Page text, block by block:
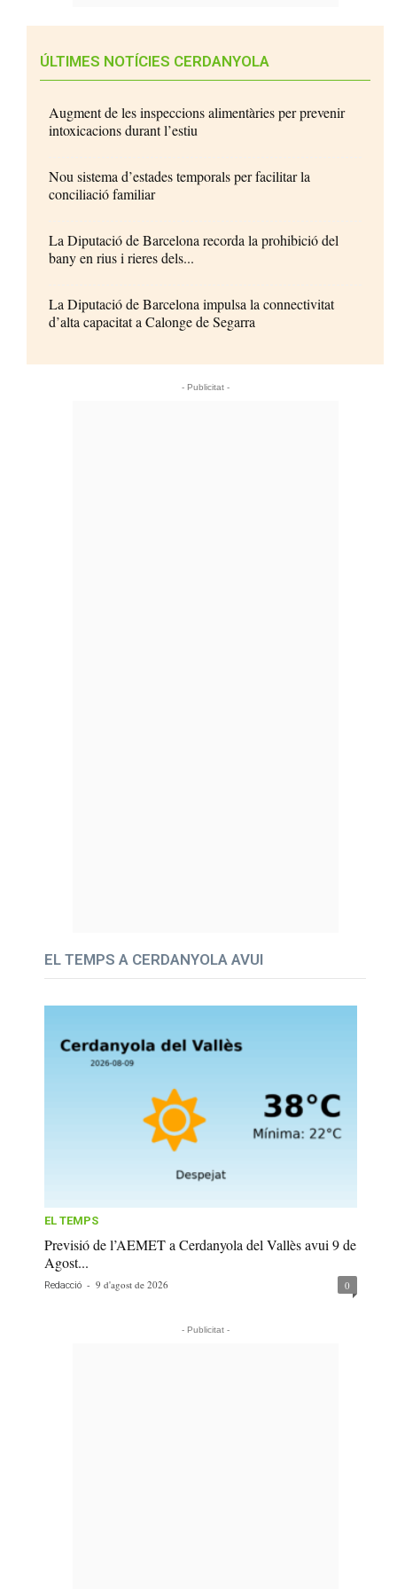
ÚLTIMES NOTÍCIES CERDANYOLA
Augment de les inspeccions alimentàries per prevenir
intoxicacions durant l’estiu
Nou sistema d’estades temporals per facilitar la
conciliació familiar
La Diputació de Barcelona recorda la prohibició del
bany en rius i rieres dels...
La Diputació de Barcelona impulsa la connectivitat
d’alta capacitat a Calonge de Segarra
- Publicitat -
EL TEMPS A CERDANYOLA AVUI
EL TEMPS
Previsió de l’AEMET a Cerdanyola del Vallès avui 9 de
Agost...
Redacció - 9 d'agost de 2026 0
- Publicitat -